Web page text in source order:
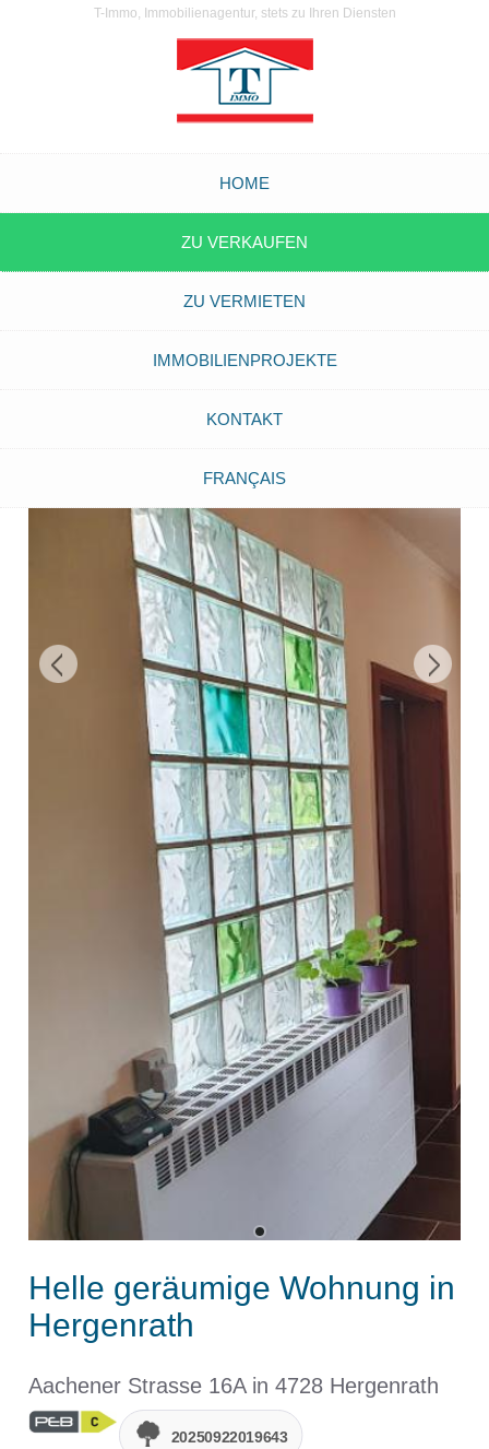
T-Immo, Immobilienagentur, stets zu Ihren Diensten
HOME
ZU VERKAUFEN
ZU VERMIETEN
IMMOBILIENPROJEKTE
KONTAKT
FRANÇAIS
Helle geräumige Wohnung in
Hergenrath
Aachener Strasse 16A in 4728 Hergenrath
20250922019643